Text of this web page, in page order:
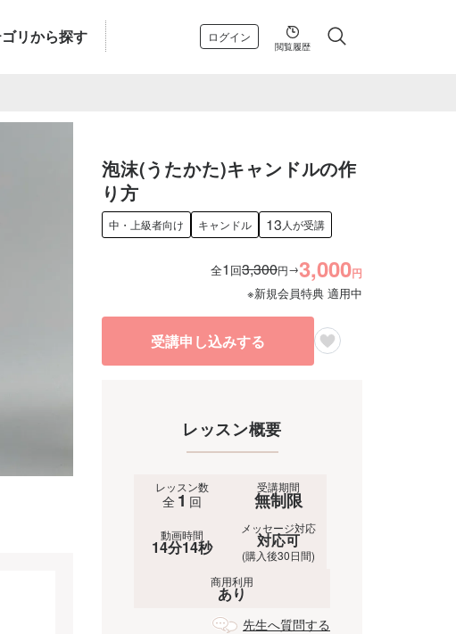
リから探す ログイン
閲覧履歴
泡沫(うたかた)キャンドルの作
り方
中・上級者向け キャンドル 13 人が受講
全1 回3,300円→3,000円
※新規会員特典 適用中
受講申し込みする
レッスン概要
レッスン数
全 1 回
受講期間
無制限
動画時間
14分14秒
メッセージ対応
対応可
(購入後30日間)
商用利用
あり
先生へ質問する